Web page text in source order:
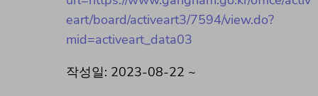
eart/board/activeart3/7594/view.do?
mid=activeart_data03
작성일: 2023-08-22 ~